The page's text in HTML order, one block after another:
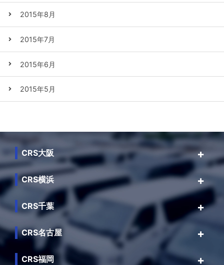
2015年8月
2015年7月
2015年6月
2015年5月
CRS大阪
CRS横浜
CRS千葉
CRS名古屋
CRS福岡